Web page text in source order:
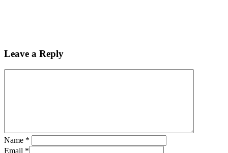
Leave a Reply
Name *
Email *